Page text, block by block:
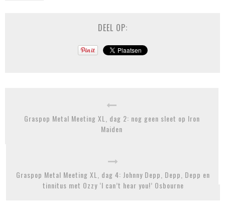
DEEL OP:
Graspop Metal Meeting XL, dag 2: nog geen sleet op Iron
Maiden
Graspop Metal Meeting XL, dag 4: Johnny Depp, Depp, Depp en
tinnitus met Ozzy ‘I can’t hear you!’ Osbourne